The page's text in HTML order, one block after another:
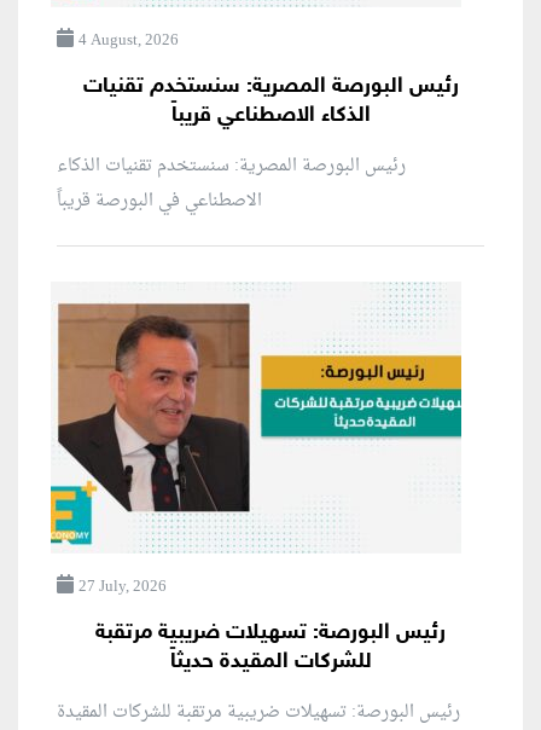
4 August, 2026
رئيس البورصة المصرية: سنستخدم تقنيات
الذكاء الاصطناعي قريباً
رئيس البورصة المصرية: سنستخدم تقنيات الذكاء
الاصطناعي في البورصة قريباً
27 July, 2026
رئيس البورصة: تسهيلات ضريبية مرتقبة
للشركات المقيدة حديثاً
رئيس البورصة: تسهيلات ضريبية مرتقبة للشركات المقيدة